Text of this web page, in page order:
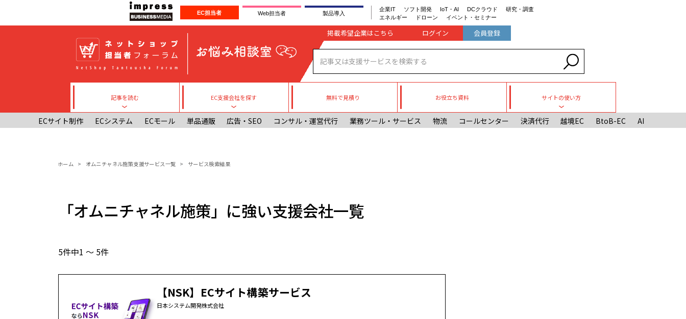
EC担当者 Web担当者 製品導入
企業IT ソフト開発 IoT・AI DCクラウド
研究・調査
エネルギー
ドローン イベント・セミナー
Company register
掲載希望企業はこちら 会員登録
記事を読む
Toggle submenu
EC支援会社を探す
Toggle submenu
無料で見積り お役立ち資料
サイトの使い方
Toggle submenu
ECサイト制作 ECシステム ECモール 単品通販 広告・SEO コンサル・運営代行 業務ツール・サービス 物流 コールセンター 決済代行 越境EC BtoB-EC AI
パンくず
ホーム オムニチャネル施策支援サービス一覧 サービス検索結果
「オムニチャネル施策」に強い支援会社一覧
5件中1 ～ 5件
【NSK】ECサイト構築サービス
日本システム開発株式会社